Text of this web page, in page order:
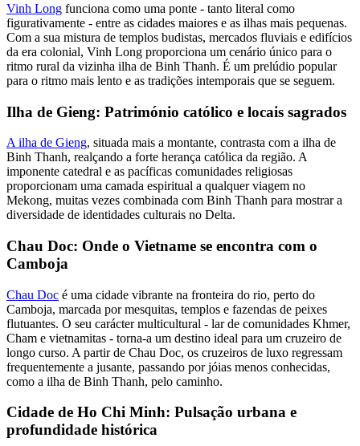
Vinh Long funciona como uma ponte - tanto literal como
figurativamente - entre as cidades maiores e as ilhas mais pequenas.
Com a sua mistura de templos budistas, mercados fluviais e edifícios
da era colonial, Vinh Long proporciona um cenário único para o
ritmo rural da vizinha ilha de Binh Thanh. É um prelúdio popular
para o ritmo mais lento e as tradições intemporais que se seguem.
Ilha de Gieng: Património católico e locais sagrados
A ilha de Gieng, situada mais a montante, contrasta com a ilha de
Binh Thanh, realçando a forte herança católica da região. A
imponente catedral e as pacíficas comunidades religiosas
proporcionam uma camada espiritual a qualquer viagem no
Mekong, muitas vezes combinada com Binh Thanh para mostrar a
diversidade de identidades culturais no Delta.
Chau Doc: Onde o Vietname se encontra com o
Camboja
Chau Doc é uma cidade vibrante na fronteira do rio, perto do
Camboja, marcada por mesquitas, templos e fazendas de peixes
flutuantes. O seu carácter multicultural - lar de comunidades Khmer,
Cham e vietnamitas - torna-a um destino ideal para um cruzeiro de
longo curso. A partir de Chau Doc, os cruzeiros de luxo regressam
frequentemente a jusante, passando por jóias menos conhecidas,
como a ilha de Binh Thanh, pelo caminho.
Cidade de Ho Chi Minh: Pulsação urbana e
profundidade histórica